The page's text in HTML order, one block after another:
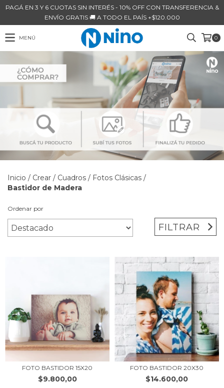
PAGÁ EN 3 Y 6 CUOTAS SIN INTERÉS - 10% OFF CON TRANSFERENCIA &
ENVÍO GRATIS 🚚 A TODO EL PAÍS +$120.000
MENÚ 0
Inicio / Crear / Cuadros / Fotos Clásicas /
Bastidor de Madera
Ordenar por
FILTRAR
FOTO BASTIDOR 15X20
$9.800,00
FOTO BASTIDOR 20X30
$14.600,00